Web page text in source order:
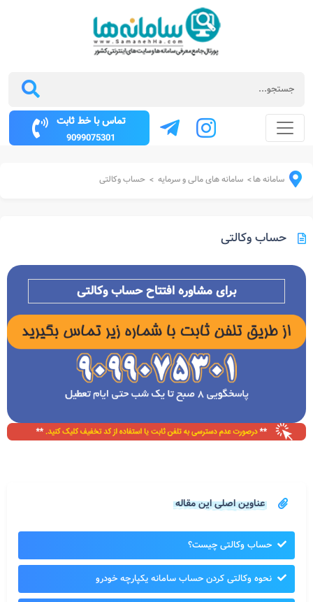
تماس با خط ثابت
9099075301
سامانه ها> سامانه های مالی و سرمایه > حساب وکالتی
حساب وکالتی
برای مشاوره افتتاح حساب وکالتی
عناوین اصلی این مقاله
حساب وکالتی چیست؟
نحوه وکالتی کردن حساب سامانه یکپارچه خودرو